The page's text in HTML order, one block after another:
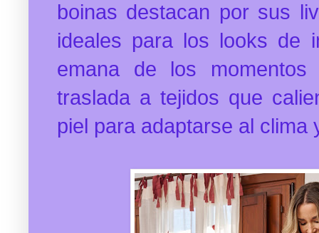
boinas destacan por sus
ideales para los looks de
emana de los
traslada a tejidos que
piel para adaptarse al clima